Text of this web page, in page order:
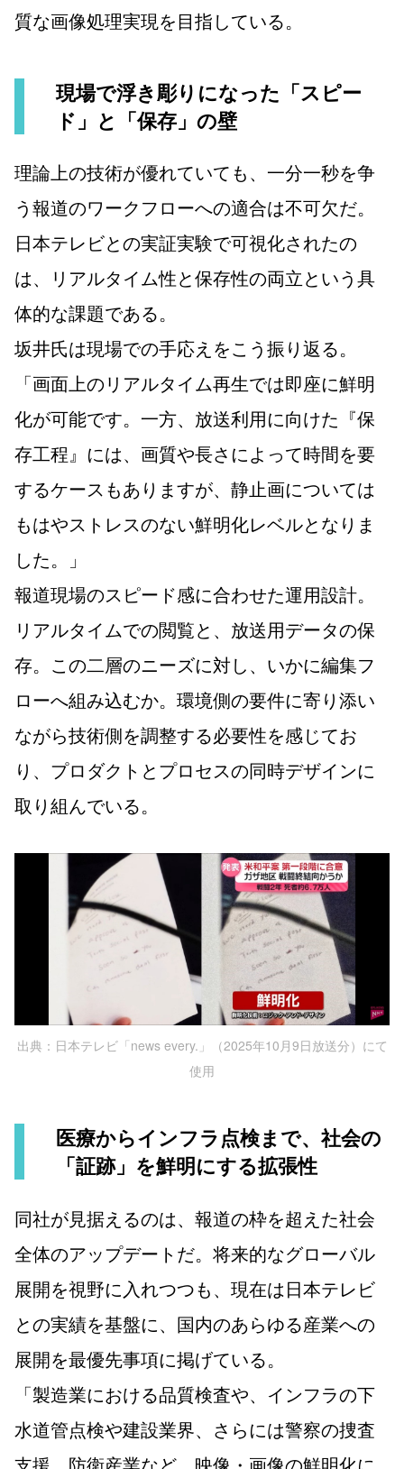
質な画像処理実現を目指している。
現場で浮き彫りになった「スピー
ド」と「保存」の壁
理論上の技術が優れていても、一分一秒を争
う報道のワークフローへの適合は不可欠だ。
日本テレビとの実証実験で可視化されたの
は、リアルタイム性と保存性の両立という具
体的な課題である。
坂井氏は現場での手応えをこう振り返る。
「画面上のリアルタイム再生では即座に鮮明
化が可能です。一方、放送利用に向けた『保
存工程』には、画質や長さによって時間を要
するケースもありますが、静止画については
もはやストレスのない鮮明化レベルとなりま
した。」
報道現場のスピード感に合わせた運用設計。
リアルタイムでの閲覧と、放送用データの保
存。この二層のニーズに対し、いかに編集フ
ローへ組み込むか。環境側の要件に寄り添い
ながら技術側を調整する必要性を感じてお
り、プロダクトとプロセスの同時デザインに
取り組んでいる。
出典：日本テレビ「news every.」（2025年10月9日放送分）にて
使用
医療からインフラ点検まで、社会の
「証跡」を鮮明にする拡張性
同社が見据えるのは、報道の枠を超えた社会
全体のアップデートだ。将来的なグローバル
展開を視野に入れつつも、現在は日本テレビ
との実績を基盤に、国内のあらゆる産業への
展開を最優先事項に掲げている。
「製造業における品質検査や、インフラの下
水道管点検や建設業界、さらには警察の捜査
支援、防衛産業など、映像・画像の鮮明化に